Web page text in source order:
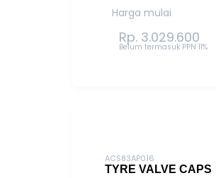
Harga mulai
Rp. 3.029.600
Belum termasuk PPN 11%
ACS83AP016
TYRE VALVE CAPS